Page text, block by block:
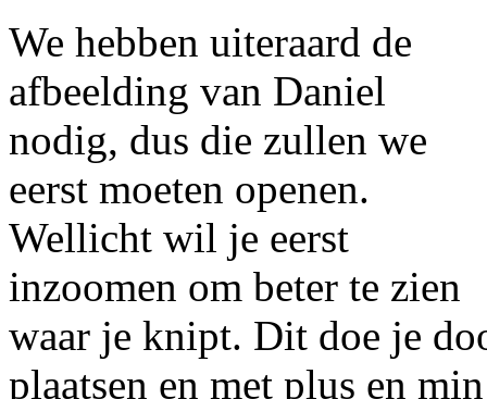
We hebben uiteraard de
afbeelding van Daniel
nodig, dus die zullen we
eerst moeten openen.
Wellicht wil je eerst
inzoomen om beter te zien
waar je knipt. Dit doe je
plaatsen en met plus en